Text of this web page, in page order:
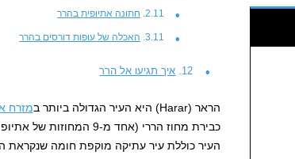
חתונה אתיופית בהרר
האכלה של עופות דורסים בהרר
איך תגיעו אל הרר
הראר (Harar) היא העיר הגדולה ביותר ב מזרח
כבירת מחוז הררי (אחד מ-
העיר כוללת עיר עתיקה מוקפת חומה שנקראת